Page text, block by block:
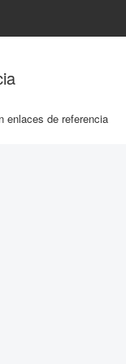
enlaces de referencia